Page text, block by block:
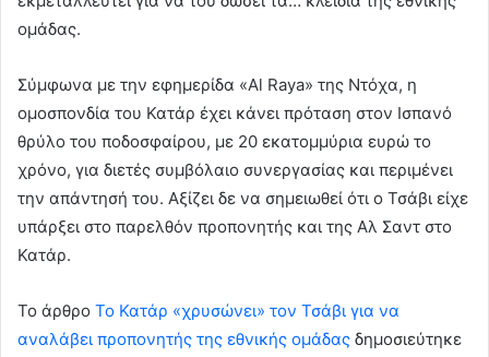
ομάδας.
Σύμφωνα με την εφημερίδα «Al Raya» της Ντόχα, η
ομοσπονδία του Κατάρ έχει κάνει πρόταση στον Ισπανό
θρύλο του ποδοσφαίρου, με 20 εκατομμύρια ευρώ το
χρόνο, για διετές συμβόλαιο συνεργασίας και περιμένει
την απάντησή του. Αξίζει δε να σημειωθεί ότι ο Τσάβι είχε
υπάρξει στο παρελθόν προπονητής και της Αλ Σαντ στο
Κατάρ.
To άρθρο Το Κατάρ «χρυσώνει» τον Τσάβι για να
αναλάβει προπονητής της εθνικής ομάδας δημοσιεύτηκε